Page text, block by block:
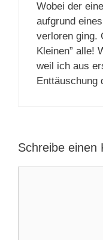
Wobei der
aufgrund
verloren ging.
Kleinen” alle!
weil ich aus
Enttäuschung
Schreibe einen